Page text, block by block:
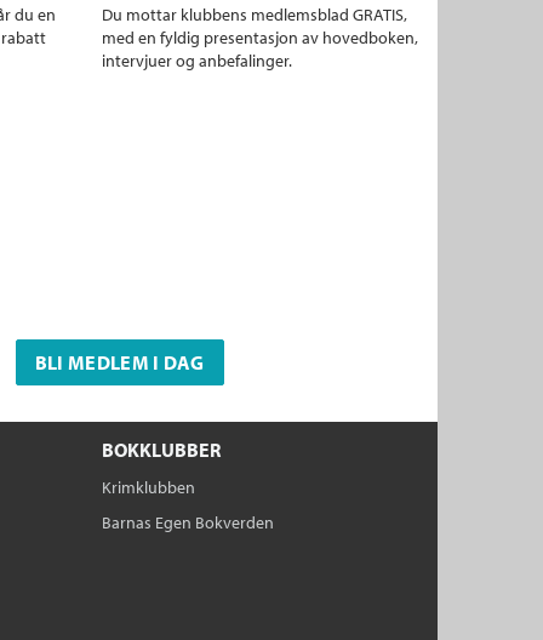
du en
Du mottar klubbens medlemsblad GRATIS,
med en fyldig presentasjon av hovedboken,
intervjuer og anbefalinger.
BLI MEDLEM I DAG
BOKKLUBBER
Krimklubben
Barnas Egen Bokverden